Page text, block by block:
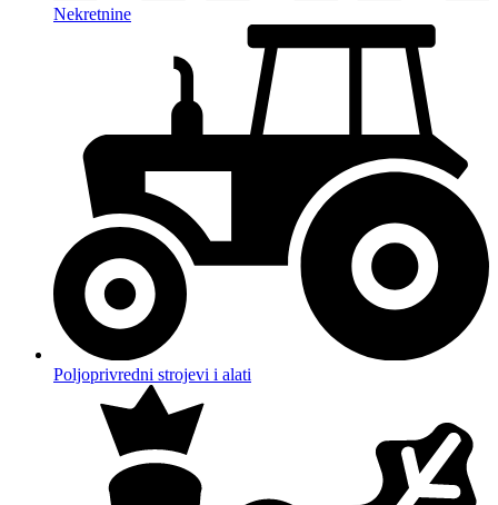
Nekretnine
Poljoprivredni strojevi i alati